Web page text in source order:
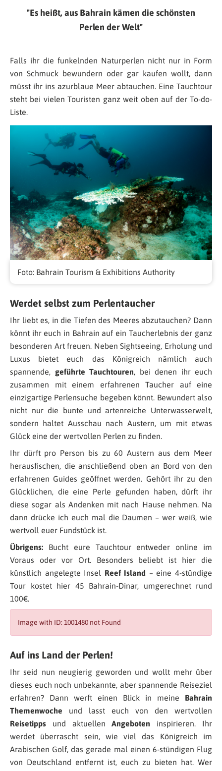
Es heißt, aus Bahrain kämen die schönsten
Perlen der Welt
Falls ihr die funkelnden Naturperlen nicht nur in Form
von Schmuck bewundern oder gar kaufen wollt, dann
müsst ihr ins azurblaue Meer abtauchen. Eine Tauchtour
steht bei vielen Touristen ganz weit oben auf der To-do-
Liste.
Foto: Bahrain Tourism & Exhibitions Authority
Werdet selbst zum Perlentaucher
Ihr liebt es, in die Tiefen des Meeres abzutauchen? Dann
könnt ihr euch in Bahrain auf ein Taucherlebnis der ganz
besonderen Art freuen. Neben Sightseeing, Erholung und
Luxus bietet euch das Königreich nämlich auch
spannende, geführte Tauchtouren, bei denen ihr euch
zusammen mit einem erfahrenen Taucher auf eine
einzigartige Perlensuche begeben könnt. Bewundert also
nicht nur die bunte und artenreiche Unterwasserwelt,
sondern haltet Ausschau nach Austern, um mit etwas
Glück eine der wertvollen Perlen zu finden.
Ihr dürft pro Person bis zu 60 Austern aus dem Meer
herausfischen, die anschließend oben an Bord von den
erfahrenen Guides geöffnet werden. Gehört ihr zu den
Glücklichen, die eine Perle gefunden haben, dürft ihr
diese sogar als Andenken mit nach Hause nehmen. Na
dann drücke ich euch mal die Daumen – wer weiß, wie
wertvoll euer Fundstück ist.
Übrigens: Bucht eure Tauchtour entweder online im
Voraus oder vor Ort. Besonders beliebt ist hier die
künstlich angelegte Insel Reef Island
– eine 4-stündige
Tour kostet hier 45 Bahrain-Dinar, umgerechnet rund
100€.
Image with ID: 1001480 not Found
Auf ins Land der Perlen!
Ihr seid nun neugierig geworden und wollt mehr über
dieses euch noch unbekannte, aber spannende Reiseziel
erfahren? Dann werft einen Blick in meine Bahrain
Themenwoche und lasst euch von den wertvollen
Reisetipps und aktuellenAngeboten inspirieren. Ihr
werdet überrascht sein, wie viel das Königreich im
Arabischen Golf, das gerade mal einen 6-stündigen Flug
von Deutschland entfernt ist, euch zu bieten hat. Wer